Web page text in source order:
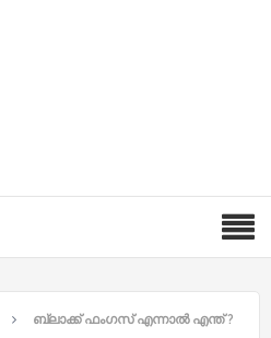
ബ്ലാക്ക് ഫംഗസ് എന്നാൽ എന്ത് ?